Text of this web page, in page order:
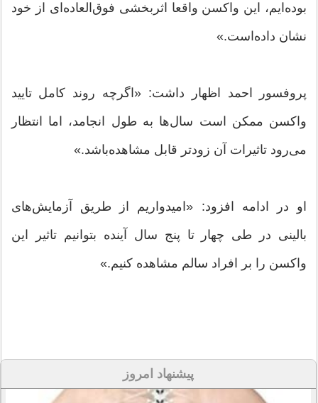
بوده‌ایم، این واکسن واقعا اثربخشی فوق‌العاده‌ای از خود
نشان داده‌است.»
پروفسور احمد اظهار داشت: «اگرچه روند کامل تایید
واکسن ممکن است سال‌ها به طول انجامد، اما انتظار
می‌رود تاثیرات آن زودتر قابل مشاهده‌باشد.»
او در ادامه افزود: «امیدواریم از طریق آزمایش‌های
بالینی در طی چهار تا پنج سال آینده بتوانیم تاثیر این
واکسن را بر افراد سالم مشاهده کنیم.»
پیشنهاد امروز